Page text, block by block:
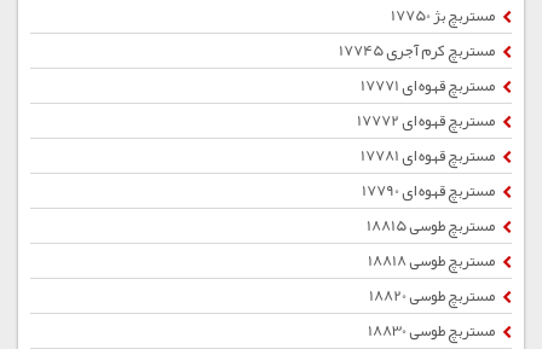
مستربچ بژ 17750
مستربچ کرم آجری 17745
مستربچ قهوه ای 17771
مستربچ قهوه ای 17772
مستربچ قهوه ای 17781
مستربچ قهوه ای 17790
مستربچ طوسی 18815
مستربچ طوسی 18818
مستربچ طوسی 18820
مستربچ طوسی 18830